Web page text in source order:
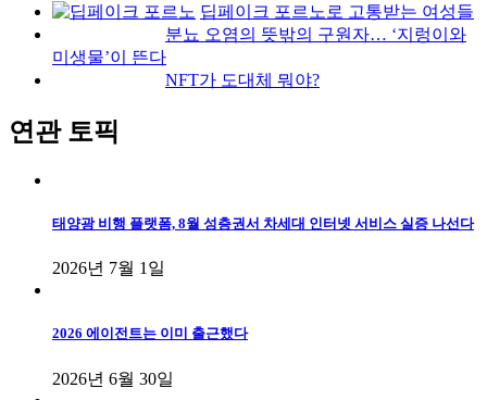
딥페이크 포르노로 고통받는 여성들
분뇨 오염의 뜻밖의 구원자… ‘지렁이와
미생물’이 뜬다
NFT가 도대체 뭐야?
연관 토픽
태양광 비행 플랫폼, 8월 성층권서 차세대 인터넷 서비스 실증 나선다
2026년 7월 1일
2026 에이전트는 이미 출근했다
2026년 6월 30일